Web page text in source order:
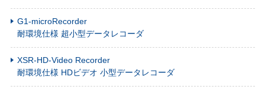
G1-microRecorder
耐環境仕様 超小型データレコーダ
XSR-HD-Video Recorder
耐環境仕様 HDビデオ 小型データレコーダ